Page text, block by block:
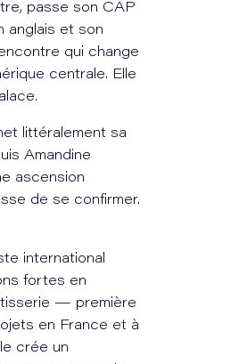
passe son CAP
anglais et son
qui change
centrale. Elle
littéralement sa
Amandine
ascension
de se confirmer.
international
fortes en
— première
en France et à
crée un